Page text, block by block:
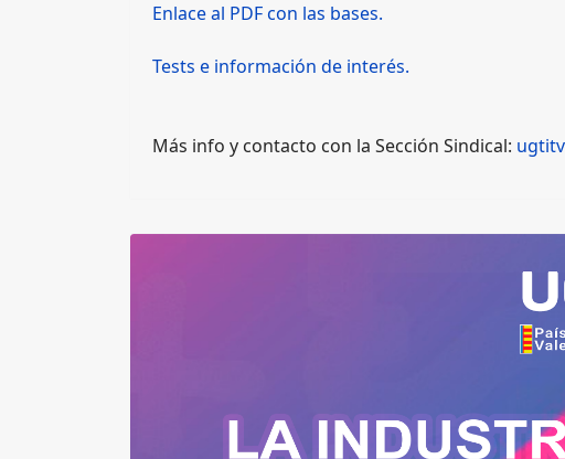
Enlace al PDF con las bases.
Tests e información de interés.
Más info y contacto con la Sección Sindical: